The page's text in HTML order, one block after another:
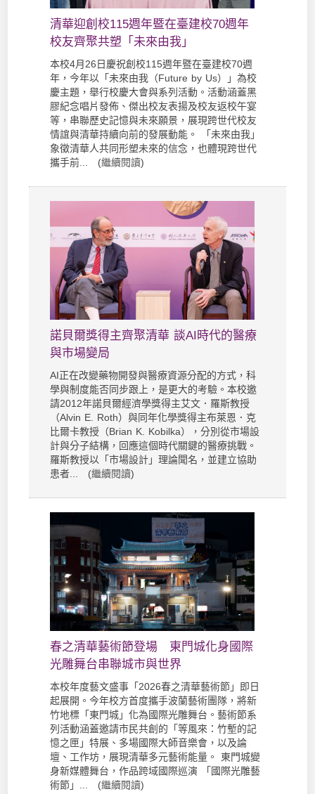
清華迎創校115週年暨在臺建校70週年
校友齊聚共塑「未來由我」
本校4月26日慶祝創校115週年暨在臺建校70週
年，今年以「未來由我（Future by Us）」為校
慶主題，舉行校慶大會與系列活動。活動涵蓋黑
膠紀念唱片發佈、傑出校友表揚及校友返校午宴
等，串聯歷史記憶與未來願景，展現跨世代校友
情誼與清華持續向前的發展動能。 「未來由我」
象徵清華人共同形塑未來的信念，也體現跨世代
攜手前... (繼續閱讀)
諾貝爾獎得主齊聚清華 談AI時代的醫療
與市場變局
AI正在改變藥物開發與醫療資源分配的方式，科
學與制度能否同步跟上，是更大的考驗。本校邀
請2012年諾貝爾經濟學獎得主艾文．羅斯教授
（Alvin E. Roth）與同年化學獎得主布萊恩．克
比爾卡教授（Brian K. Kobilka），分別從市場設
計與分子結構，回應這個時代關鍵的醫療挑戰。
羅斯教授以「市場設計」理論聞名，並建立協助
患者... (繼續閱讀)
春之清華藝術節登場 東門城化身國際
光雕舞台串聯城市與世界
本校年度藝文盛事「2026春之清華藝術節」即日
起展開。今年校方首度攜手波蘭藝術團隊，將新
竹地標「東門城」化為國際光雕舞台。藝術節系
列活動涵蓋邀請市民共創的「等風來：竹塹的記
憶之匣」特展、多場國際大師音樂會，以及論
壇、工作坊，展現清華多元藝術能量。 東門城變
身新媒體舞台，作品跨域國際巡演 「國際光雕藝
術節」... (繼續閱讀)